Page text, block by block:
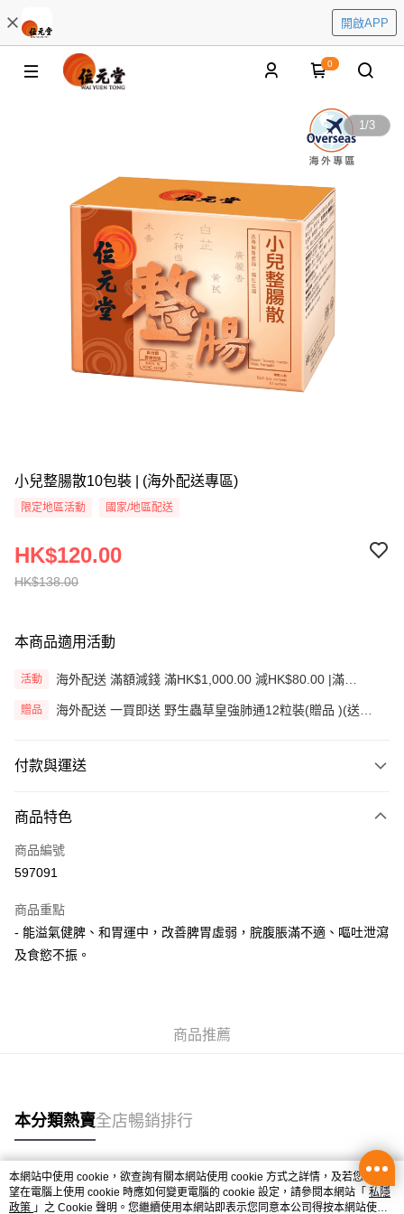
開啟APP
0
1/3
小兒整腸散10包裝 | (海外配送專區)
限定地區活動 國家/地區配送
HK$138.00
HK$120.00
本商品適用活動
活動
海外配送 滿額減錢 滿HK$1,000.00 減HK$80.00 |滿
贈品
海外配送 一買即送 野生蟲草皇強肺通12粒裝(贈品 )(送完
付款與運送
信用卡
AlipayHK
WeChat Pay
國家/地區配送 (日本/韓國/泰國) 運費表
國家/地區配送 (歐洲) 運費表
商品特色
商品編號
597091
商品重點
- 能溢氣健脾、和胃運中，改善脾胃虛弱，脘腹脹滿不適、嘔吐泄瀉
及食慾不振。
商品推薦
本分類熱賣全店暢銷排行
熱門標籤
本網站中使用 cookie，欲查詢有關本網站使用 cookie 方式之詳情，及若您不希
望在電腦上使用 cookie 時應如何變更電腦的 cookie 設定，請參閱本網站「 私隱
政策 」之 Cookie 聲明。您繼續使用本網站即表示您同意本公司得按本網站使用